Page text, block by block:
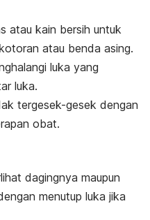
atau kain bersih untuk
atau benda asing.
luka yang
luka.
tergesek-gesek dengan
obat.
dagingnya maupun
menutup luka jika